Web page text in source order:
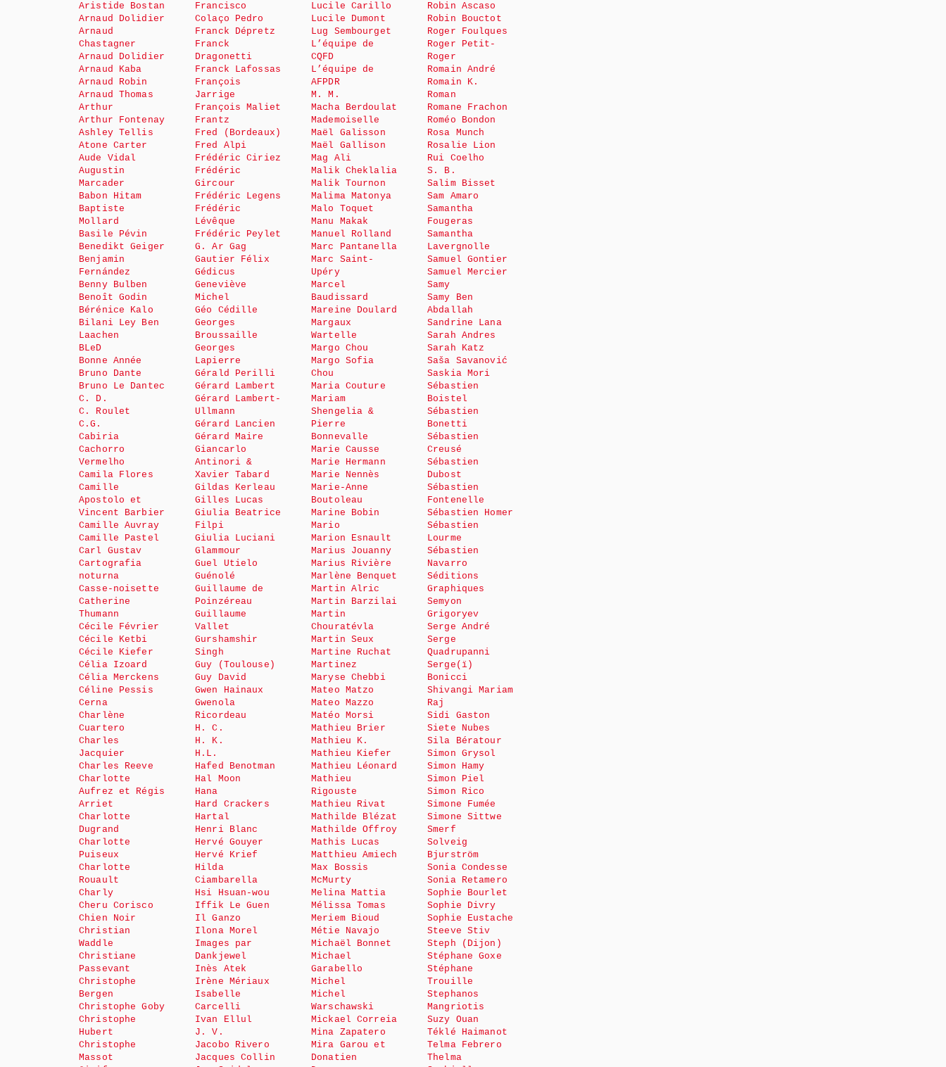
Aristide Bostan
Arnaud Dolidier
Arnaud
Chastagner
Arnaud Dolidier
Arnaud Kaba
Arnaud Robin
Arnaud Thomas
Arthur
Arthur Fontenay
Ashley Tellis
Atone Carter
Aude Vidal
Augustin
Marcader
Babon Hitam
Baptiste
Mollard
Basile Pévin
Benedikt Geiger
Benjamin
Fernández
Benny Bulben
Benoît Godin
Bérénice Kalo
Bilani Ley Ben
Laachen
BLeD
Bonne Année
Bruno Dante
Bruno Le Dantec
C. D.
C. Roulet
C.G.
Cabiria
Cachorro
Vermelho
Camila Flores
Camille
Apostolo et
Vincent Barbier
Camille Auvray
Camille Pastel
Carl Gustav
Cartografia
noturna
Casse-noisette
Catherine
Thumann
Cécile Février
Cécile Ketbi
Cécile Kiefer
Célia Izoard
Célia Merckens
Céline Pessis
Cerna
Charlène
Cuartero
Charles
Jacquier
Charles Reeve
Charlotte
Aufrez et Régis
Arriet
Charlotte
Dugrand
Charlotte
Puiseux
Charlotte
Rouault
Charly
Cheru Corisco
Chien Noir
Christian
Waddle
Christiane
Passevant
Christophe
Bergen
Christophe Goby
Christophe
Hubert
Christophe
Massot
Francisco
Colaço Pedro
Franck Dépretz
Franck
Dragonetti
Franck Lafossas
François
Jarrige
François Maliet
Frantz
Fred (Bordeaux)
Fred Alpi
Frédéric Ciriez
Frédéric
Gircour
Frédéric Legens
Frédéric
Lévêque
Frédéric Peylet
G. Ar Gag
Gautier Félix
Gédicus
Geneviève
Michel
Géo Cédille
Georges
Broussaille
Georges
Lapierre
Gérald Perilli
Gérard Lambert
Gérard Lambert-
Ullmann
Gérard Lancien
Gérard Maire
Giancarlo
Antinori &
Xavier Tabard
Gildas Kerleau
Gilles Lucas
Giulia Beatrice
Filpi
Giulia Luciani
Glammour
Guel Utielo
Guénolé
Guillaume de
Poinzéreau
Guillaume
Vallet
Gurshamshir
Singh
Guy (Toulouse)
Guy David
Gwen Hainaux
Gwenola
Ricordeau
H. C.
H. K.
H.L.
Hafed Benotman
Hal Moon
Hana
Hard Crackers
Hartal
Henri Blanc
Hervé Gouyer
Hervé Krief
Hilda
Ciambarella
Hsi Hsuan-wou
Iffik Le Guen
Il Ganzo
Ilona Morel
Images par
Dankjewel
Inès Atek
Irène Mériaux
Isabelle
Carcelli
Ivan Ellul
J. V.
Jacobo Rivero
Jacques Collin
Lucile Carillo
Lucile Dumont
Lug Sembourget
L’équipe de
CQFD
L’équipe de
AFPDR
M. M.
Macha Berdoulat
Mademoiselle
Maël Galisson
Maël Gallison
Mag Ali
Malik Cheklalia
Malik Tournon
Malima Matonya
Malo Toquet
Manu Makak
Manuel Rolland
Marc Pantanella
Marc Saint-
Upéry
Marcel
Baudissard
Mareine Doulard
Margaux
Wartelle
Margo Chou
Margo Sofia
Chou
Maria Couture
Mariam
Shengelia &
Pierre
Bonnevalle
Marie Causse
Marie Hermann
Marie Nennès
Marie-Anne
Boutoleau
Marine Bobin
Mario
Marion Esnault
Marius Jouanny
Marius Rivière
Marlène Benquet
Martin Alric
Martin Barzilai
Martin
Chouratévla
Martin Seux
Martine Ruchat
Martinez
Maryse Chebbi
Mateo Matzo
Mateo Mazzo
Matéo Morsi
Mathieu Brier
Mathieu K.
Mathieu Kiefer
Mathieu Léonard
Mathieu
Rigouste
Mathieu Rivat
Mathilde Blézat
Mathilde Offroy
Mathis Lucas
Matthieu Amiech
Max Bossis
McMurty
Melina Mattia
Mélissa Tomas
Meriem Bioud
Métie Navajo
Michaël Bonnet
Michael
Garabello
Michel
Michel
Warschawski
Mickael Correia
Mina Zapatero
Mira Garou et
Donatien
Robin Ascaso
Robin Bouctot
Roger Foulques
Roger Petit-
Roger
Romain André
Romain K.
Roman
Romane Frachon
Roméo Bondon
Rosa Munch
Rosalie Lion
Rui Coelho
S. B.
Salim Bisset
Sam Amaro
Samantha
Fougeras
Samantha
Lavergnolle
Samuel Gontier
Samuel Mercier
Samy
Samy Ben
Abdallah
Sandrine Lana
Sarah Andres
Sarah Katz
Saša Savanović
Saskia Mori
Sébastien
Boistel
Sébastien
Bonetti
Sébastien
Creusé
Sébastien
Dubost
Sébastien
Fontenelle
Sébastien Homer
Sébastien
Lourme
Sébastien
Navarro
Séditions
Graphiques
Semyon
Grigoryev
Serge André
Serge
Quadrupanni
Serge(ï)
Bonicci
Shivangi Mariam
Raj
Sidi Gaston
Siete Nubes
Sila Bératour
Simon Grysol
Simon Hamy
Simon Piel
Simon Rico
Simone Fumée
Simone Sittwe
Smerf
Solveig
Bjurström
Sonia Condesse
Sonia Retamero
Sophie Bourlet
Sophie Divry
Sophie Eustache
Steeve Stiv
Steph (Dijon)
Stéphane Goxe
Stéphane
Trouille
Stephanos
Mangriotis
Suzy Ouan
Téklé Haimanot
Telma Febrero
Thelma